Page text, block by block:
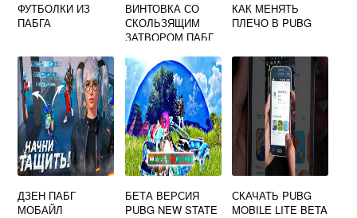
ФУТБОЛКИ ИЗ
ПАБГА
ВИНТОВКА СО
СКОЛЬЗЯЩИМ
ЗАТВОРОМ ПАБГ
КАК МЕНЯТЬ
ПЛЕЧО В PUBG
ДЗЕН ПАБГ
МОБАЙЛ
БЕТА ВЕРСИЯ
PUBG NEW STATE
СКАЧАТЬ PUBG
MOBILE LITE BETA